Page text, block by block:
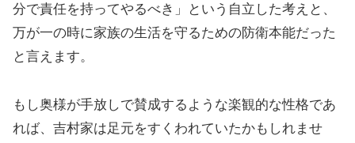
分で責任を持ってやるべき」という自立した考えと、
万が一の時に家族の生活を守るための防衛本能だった
と言えます。
もし奥様が手放しで賛成するような楽観的な性格であ
れば、吉村家は足元をすくわれていたかもしれませ